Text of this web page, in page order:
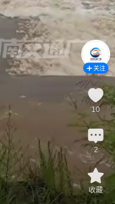
关注
10
2
收藏